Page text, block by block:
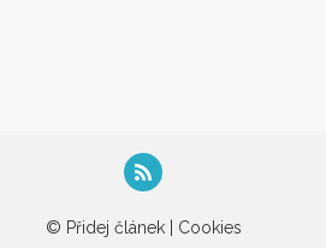
© Přidej článek | Cookies